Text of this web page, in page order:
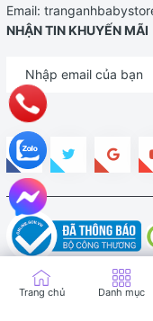
Email:
NHẬN TIN KHUYẾN MÃI
Bản quyền thuộc về
Trang chủ Danh mục